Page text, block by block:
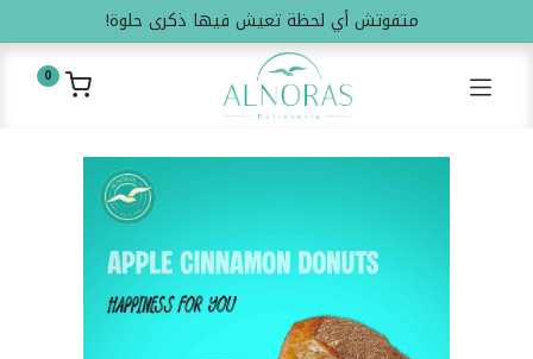
متفوتش أي لحظة تعيش فيها ذكرى حلوة!
0